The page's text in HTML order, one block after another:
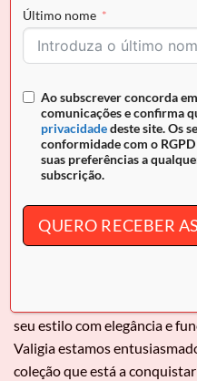
A Coleção La Vie da
seu estilo com elegância e
Valigia estamos
coleção que está a
Último nome
Ao subscrever concorda
comunicações e confirma
privacidadedeste site. Os
conformidade com o
suas preferências a
subscrição.
QUERO RECEBER